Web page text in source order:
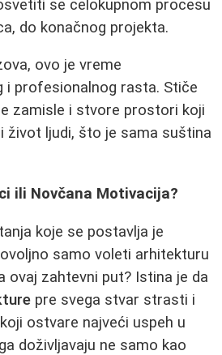
se celokupnom procesu
do konačnog projekta.
ovo je vreme
i profesionalnog rasta. Stiče
zamisle i stvore prostori koji
život ljudi, što je sama suština
ili Novčana Motivacija?
koje se postavlja je
samo voleti arhitekturu
ovaj zahtevni put? Istina je da
pre svega stvar strasti i
ostvare najveći uspeh u
doživljavaju ne samo kao